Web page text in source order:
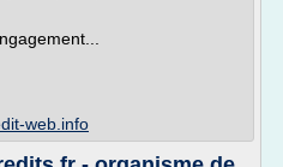
web.info